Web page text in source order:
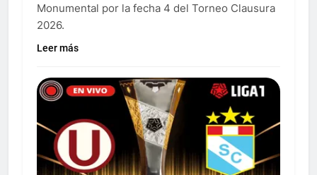
Monumental por la fecha 4 del Torneo Clausura
2026.
Leer más